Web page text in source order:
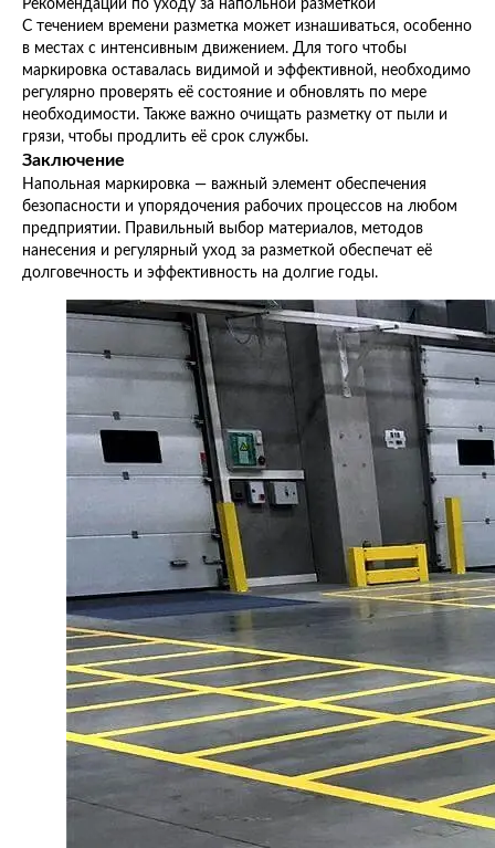
Рекомендации по уходу за напольной разметкой
С течением времени разметка может изнашиваться, особенно
в местах с интенсивным движением. Для того чтобы
маркировка оставалась видимой и эффективной, необходимо
регулярно проверять её состояние и обновлять по мере
необходимости. Также важно очищать разметку от пыли и
грязи, чтобы продлить её срок службы.
Заключение
Напольная маркировка — важный элемент обеспечения
безопасности и упорядочения рабочих процессов на любом
предприятии. Правильный выбор материалов, методов
нанесения и регулярный уход за разметкой обеспечат её
долговечность и эффективность на долгие годы.